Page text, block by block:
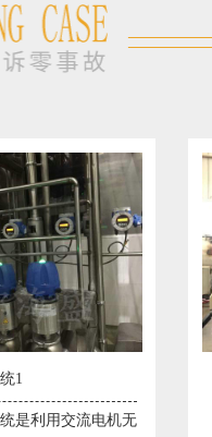
1
驱动装置/欧陆